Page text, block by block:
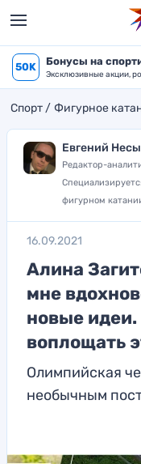
50K Бонусы на
Эксклюзивные акции,
Спорт Фигурное
Евгений
Редактор-
фигурном
16.09.2021
Алина
мне
новые
воплощать
Олимпийская
необычным